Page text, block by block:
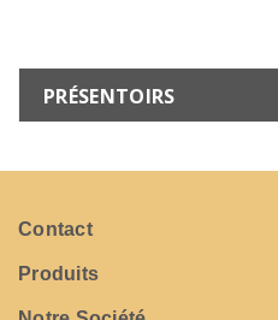
PRÉSENTOIRS
Contact
Produits